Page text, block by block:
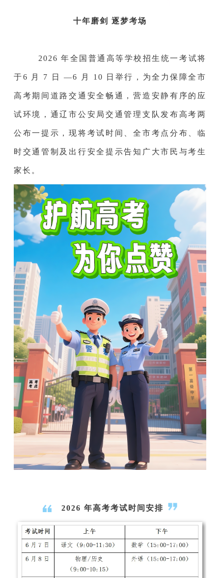
十年磨剑 逐梦考场
2026 年全国普通高等学校招生统一考试将
于6 月 7 日 —6 月 10 日举行，为全力保障全市
高考期间道路交通安全畅通，营造安静有序的应
试环境，通辽市公安局交通管理支队发布高考两
公布一提示，现将考试时间、全市考点分布、临
时交通管制及出行安全提示告知广大市民与考生
家长。
2026 年高考考试时间安排